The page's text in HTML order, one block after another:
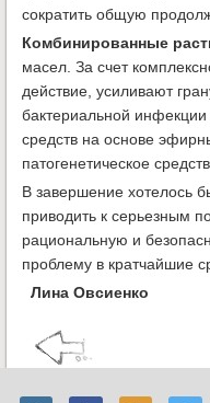
сократить общую
Комбинированные
масел. За счет
действие, усиливают
бактериальной
средств на основе
патогенетическое
В завершение хотелось
приводить к серьезным
рациональную и
проблему в кратчайшие
Лина Овсиенко